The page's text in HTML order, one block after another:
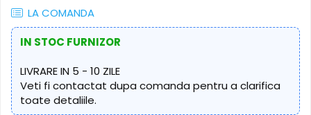
Accesorii
Playere Audio
MP3 & USB players
CD players
Amplificatoare
Căști
Interior
Decor
Controler și alimentare
Cabluri și accesorii
Lămpi
​​Halogen
LA COMANDA
IN STOC FURNIZOR
LIVRARE IN 5 - 10 ZILE
Veti fi contactat dupa comanda pentru a clarifica
toate detaliile.